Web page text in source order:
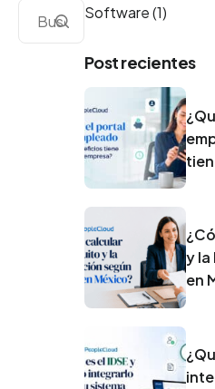
Software(1)
Post recientes
y la
en